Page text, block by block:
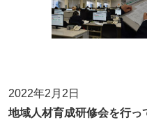
2022年2月2日
地域人材育成研修会を行っ